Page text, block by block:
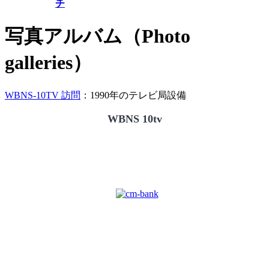
チ
写真アルバム（Photo
galleries）
WBNS-10TV 訪問 ：1990年のテレビ局設備
WBNS 10tv